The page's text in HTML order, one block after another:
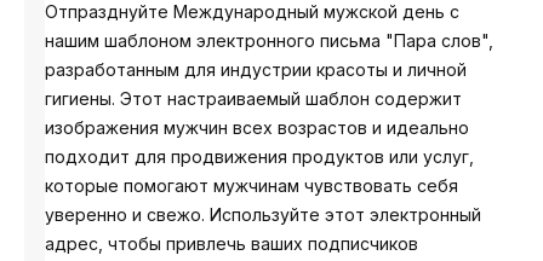
Отпразднуйте Международный мужской день с
нашим шаблоном электронного письма "Пара слов",
разработанным для индустрии красоты и личной
гигиены. Этот настраиваемый шаблон содержит
изображения мужчин всех возрастов и идеально
подходит для продвижения продуктов или услуг,
которые помогают мужчинам чувствовать себя
уверенно и свежо. Используйте этот электронный
адрес, чтобы привлечь ваших подписчиков